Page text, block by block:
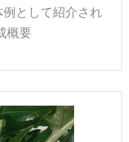
として紹介され
概要